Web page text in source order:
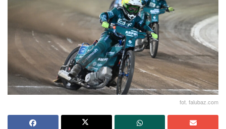
fot. falubaz.com